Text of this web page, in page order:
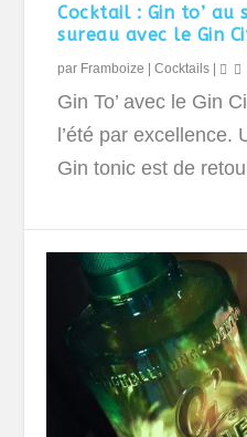
Cocktail : Gin to’ au
sureau avec le Gin
par Framboize |Cocktails
Gin To’ avec le Gin
l’été par excellence.
Gin tonic est de